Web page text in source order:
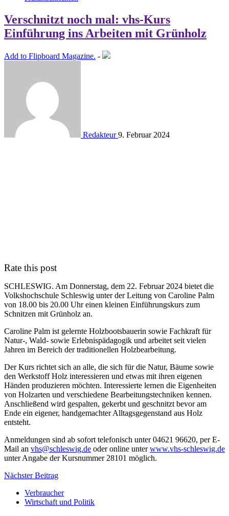
Verschnitzt noch mal: vhs-Kurs
Einführung ins Arbeiten mit Grünholz
Add to Flipboard Magazine. -
Redakteur 9. Februar 2024
Rate this post
SCHLESWIG. Am Donnerstag, dem 22. Februar 2024 bietet die
Volkshochschule Schleswig unter der Leitung von Caroline Palm
von 18.00 bis 20.00 Uhr einen kleinen Einführungskurs zum
Schnitzen mit Grünholz an.
Caroline Palm ist gelernte Holzbootsbauerin sowie Fachkraft für
Natur-, Wald- sowie Erlebnispädagogik und arbeitet seit vielen
Jahren im Bereich der traditionellen Holzbearbeitung.
Der Kurs richtet sich an alle, die sich für die Natur, Bäume sowie
den Werkstoff Holz interessieren und etwas mit ihren eigenen
Händen produzieren möchten. Interessierte lernen die Eigenheiten
von Holzarten und verschiedene Bearbeitungstechniken kennen.
Anschließend wird gespalten, gekerbt und geschnitzt bevor am
Ende ein eigener, handgemachter Alltagsgegenstand aus Holz
entsteht.
Anmeldungen sind ab sofort telefonisch unter 04621 96620, per E-
Mail an vhs@schleswig.de oder online unterwww.vhs-schleswig.de
unter Angabe der Kursnummer 28101 möglich.
Nächster Beitrag
Verbraucher
Wirtschaft und Politik